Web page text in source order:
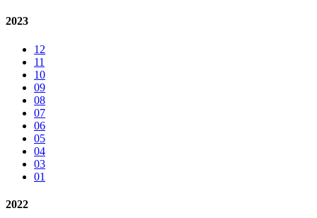
2023
12
11
10
09
08
07
06
05
04
03
01
2022